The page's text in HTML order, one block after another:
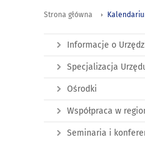
Strona główna
Informacje o
Specjalizacja
Ośrodki
Współpraca w
Seminaria i